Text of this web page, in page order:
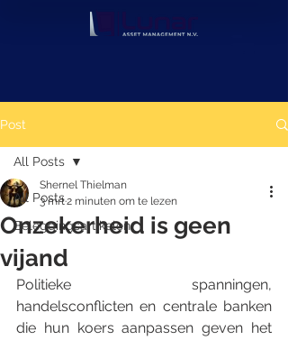
Post
All Posts
Beleggingsartikelen
All Posts
Onzekerheid is geen
vijand
Shernel Thielman
3 mrt2 minuten om te lezen
Politieke spanningen,
handelsconflicten en centrale banken
die hun koers aanpassen geven het